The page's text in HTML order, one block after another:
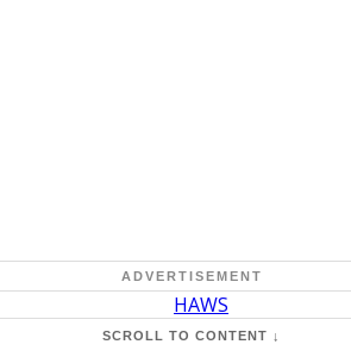
ADVERTISEMENT
SCROLL TO CONTENT ↓